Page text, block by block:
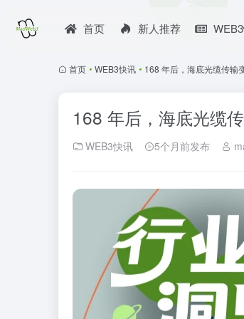
首页 新人推荐
首页 • WEB3快讯 • 168 年后，海底光缆传输
168 年后，海底光缆
WEB3快讯 5个月前发布